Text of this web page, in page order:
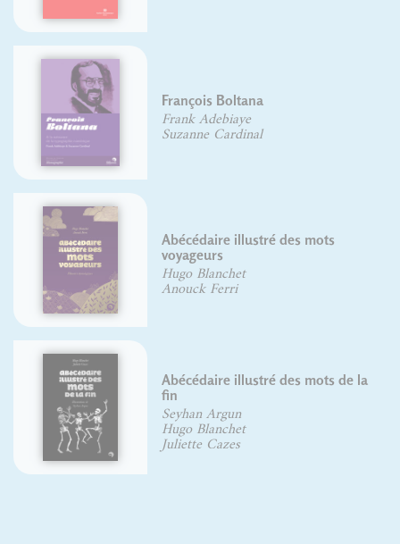
François Boltana
Frank Adebiaye
Suzanne Cardinal
Abécédaire illustré des mots
voyageurs
Hugo Blanchet
Anouck Ferri
Abécédaire illustré des mots de la
fin
Seyhan Argun
Hugo Blanchet
Juliette Cazes